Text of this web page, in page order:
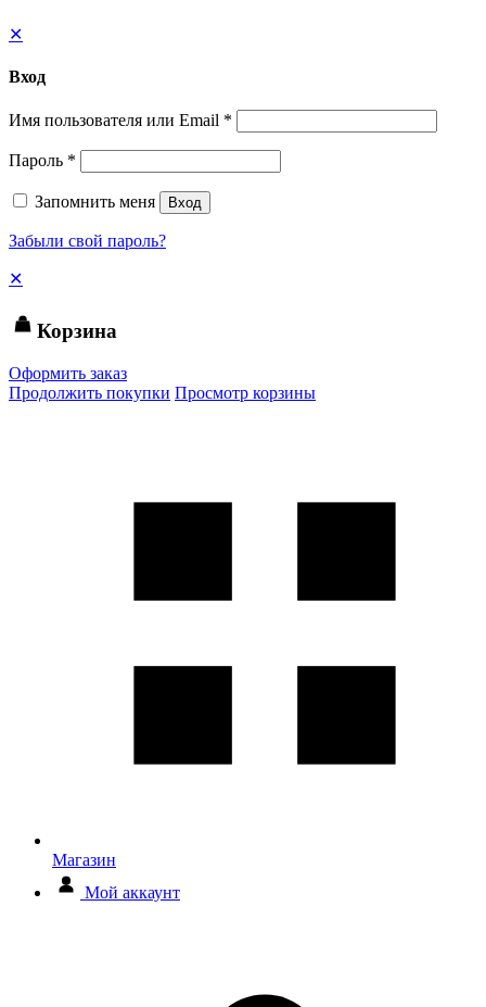
✕
Вход
Имя пользователя или Email *
Пароль *
Запомнить меня Вход
Забыли свой пароль?
✕
Корзина
Оформить заказ
Продолжить покупки Просмотр корзины
Магазин
Мой аккаунт